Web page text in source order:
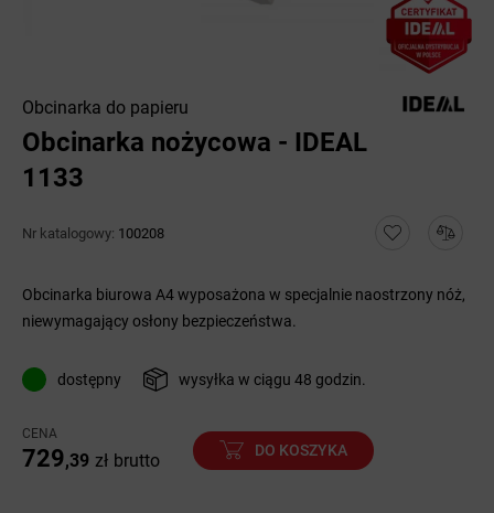
Obcinarka do papieru
Obcinarka nożycowa - IDEAL
1133
Nr katalogowy: 100208
Obcinarka biurowa A4 wyposażona w specjalnie naostrzony nóż,
niewymagający osłony bezpieczeństwa.
dostępny wysyłka w ciągu 48 godzin.
CENA
729,39 zł brutto
DO KOSZYKA